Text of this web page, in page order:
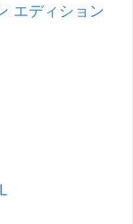
エディション